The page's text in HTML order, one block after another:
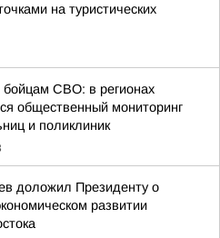
на туристических
СВО: в регионах
общественный мониторинг
и поликлиник
доложил Президенту о
развитии